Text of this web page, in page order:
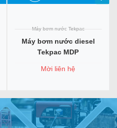
Máy bơm nước Tekpac
Máy bơm nước diesel
Tekpac MDP
Mời liên hệ